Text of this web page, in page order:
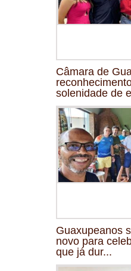
Câmara de
solenidade de
Guaxupeanos
novo para
que já dur...